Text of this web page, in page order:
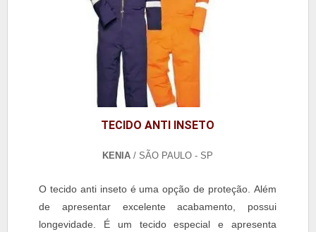
TECIDO ANTI INSETO
KENIA/ SÃO PAULO - SP
O tecido anti inseto é uma opção de proteção. Além
de apresentar excelente acabamento, possui
longevidade. É um tecido especial e apresenta